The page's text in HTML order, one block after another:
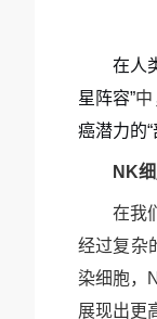
在人
星阵容”中
癌潜力的“
NK
在我
经过复杂
染细胞，
展现出更